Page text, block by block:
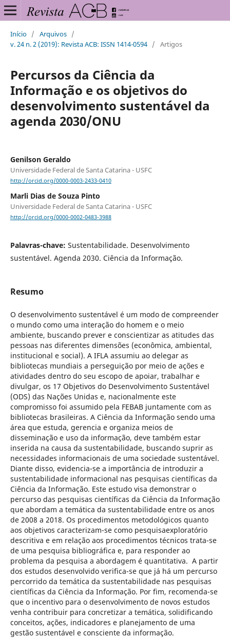
Início / Arquivos /
v. 24 n. 2 (2019): Revista ACB: ISSN 1414-0594 / Artigos
Percursos da Ciência da
Informação e os objetivos do
desenvolvimento sustentável da
agenda 2030/ONU
Genilson Geraldo
Universidade Federal de Santa Catarina - USFC
http://orcid.org/0000-0003-2433-0410
Marli Dias de Souza Pinto
Universidade Federal de Santa Catarina - USFC
http://orcid.org/0000-0002-0483-3988
Palavras-chave: Sustentabilidade. Desenvolvimento
sustentável. Agenda 2030. Ciência da Informação.
Resumo
O desenvolvimento sustentável é um modo de compreender
o mundo como uma interação do homem e o meio
ambiente, buscando prever e conscientizar as atitudes das
pessoas nas diferentes dimensões (econômica, ambiental,
institucional e social). A IFLA assumiu ao delegar as
bibliotecas mundiais a perseguição por meio de ações e
atividades dentro do seu escopo de apoiar, trabalhar e
divulgar, os 17 Objetivos do Desenvolvimento Sustentável
(ODS) das Nações Unidas e, nacionalmente este
compromisso foi assumido pela FEBAB juntamente com as
bibliotecas brasileiras. A Ciência da Informação sendo uma
área que estuda, gerencia e organiza meios de
disseminação e uso da informação, deve também estar
inserida na causa da sustentabilidade, buscando suprir as
necessidades informacionais de uma sociedade sustentável.
Diante disso, evidencia-se a importância de introduzir a
sustentabilidade informacional nas pesquisas científicas da
Ciência da Informação. Este estudo visa demonstrar o
percurso das pesquisas científicas da Ciência da Informação
que abordam a temática da sustentabilidade entre os anos
de 2008 a 2018. Os procedimentos metodológicos quanto
aos objetivos caracterizam-se como pesquisaexploratório
descritiva e em relação aos procedimentos técnicos trata-se
de uma pesquisa bibliográfica e, para responder ao
problema da pesquisa a abordagem é quantitativa. A partir
dos estudos desenvolvido verifica-se que já há um percurso
percorrido da temática da sustentabilidade nas pesquisas
científicas da Ciência da Informação. Por fim, recomenda-se
que o incentivo para o desenvolvimento de novos estudos
venha contribuir para concretizar a temática, solidificando
conceitos, ações, indicadores e planejamento de uma
gestão sustentável e consciente da informação.